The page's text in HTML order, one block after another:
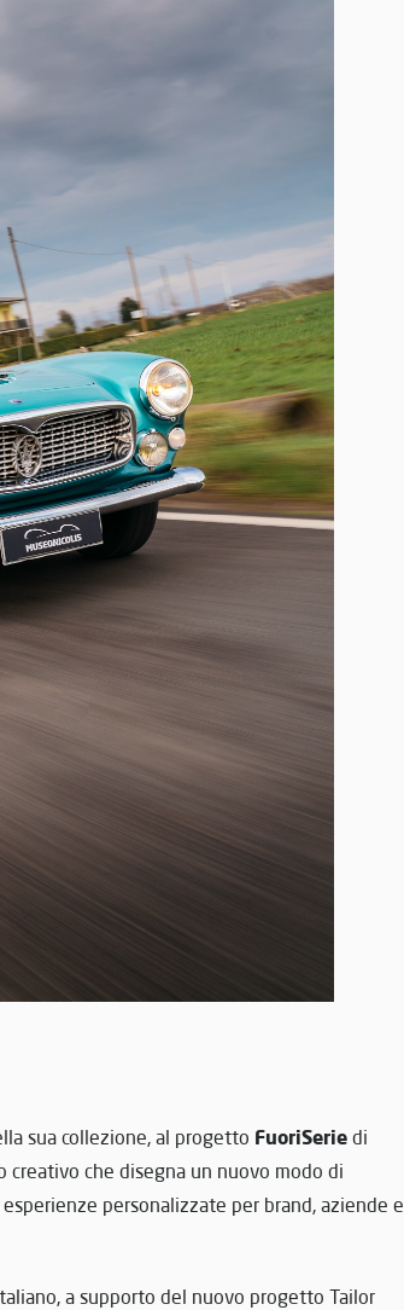
sua collezione, al progetto FuoriSerie di
creativo che disegna un nuovo modo di
personalizzate per brand, aziende e
a supporto del nuovo progetto Tailor